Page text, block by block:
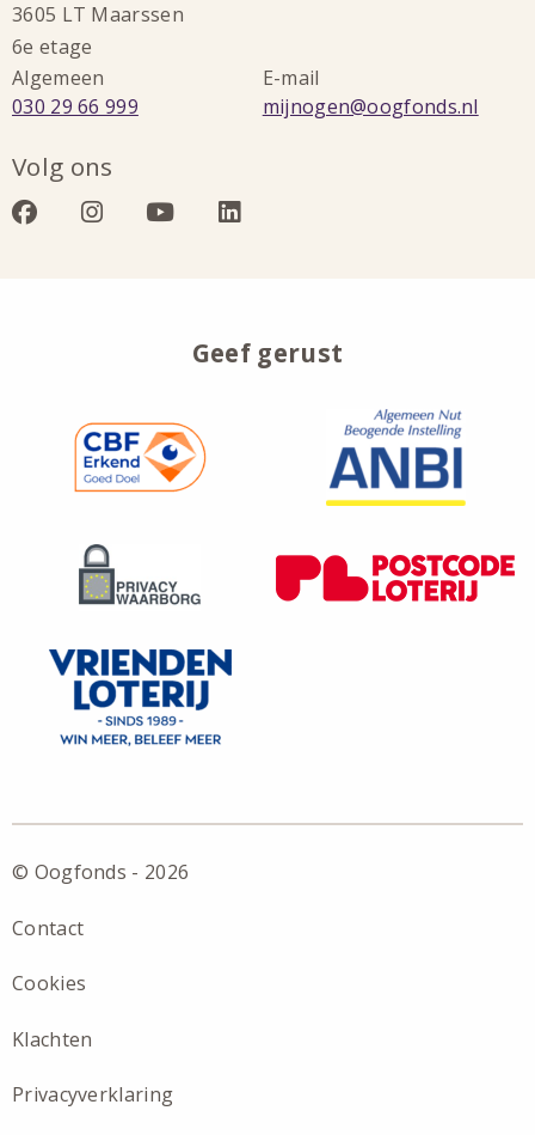
3605 LT Maarssen
6e etage
Algemeen
Bel:
030 29 66 999
E-mail
Stuur
mijnogen@oogfonds.nl
Volg ons
BezoekBezoekBezoekBezoek
Geef gerust
© Oogfonds - 2026
Contact
Cookies
Klachten
Privacyverklaring